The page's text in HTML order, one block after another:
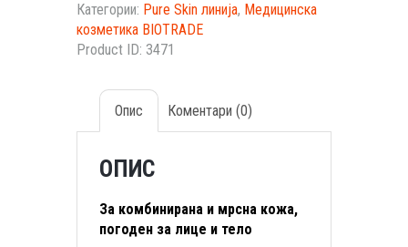
Категории: Pure Skin линија, Медицинска
козметика BIOTRADE
Product ID: 3471
Опис Коментари (0)
ОПИС
За комбинирана и мрсна кожа,
погоден за лице и тело